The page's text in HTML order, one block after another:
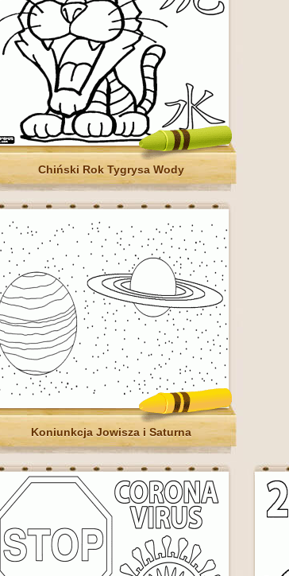
Chiński Rok Tygrysa Wody
Koniunkcja Jowisza i Saturna